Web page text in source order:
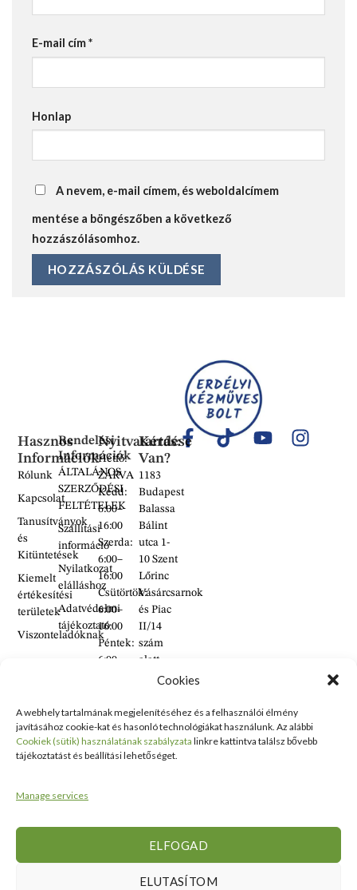
Cookies
A webhely tartalmának megjelenítéséhez és a felhasználói élmény
javításához cookie-kat és hasonló technológiákat használunk. Az alábbi
Cookiek (sütik) használatának szabályzata linkre kattintva találsz bővebb
tájékoztatást és beállítási lehetőséget.
Manage services
ELFOGAD
ELUTASÍTOM
E-mail cím*
Honlap
A nevem, e-mail címem, és weboldalcímem
mentése a böngészőben a következő
hozzászólásomhoz.
Hasznos
Információk
Rólunk
Kapcsolat
Tanusítványok
és
Kitüntetések
Kiemelt
értékesítési
területek
Viszonteladóknak
Rendelési
Információk
ÁLTALÁNOS
SZERZŐDÉSI
FELTÉTELEK
Szállítási
információ
Nyilatkozat
elálláshoz
Adatvédelmi
tájékoztató
Kérdése
Van?
1183
Budapest
Balassa
Bálint
utca 1-
10 Szent
Lőrinc
Vásárcsarnok
és Piac
II/14
szám
alatt
található
+36 30
938
2626
Nyitvatartás:
Hétfő:
ZÁRVA
Kedd:
6:00–
16:00
Szerda:
6:00–
16:00
Csütörtök:
6:00–
16:00
Péntek:
6:00–
6:00–
14:00
Vasárnap:
ZÁRVA